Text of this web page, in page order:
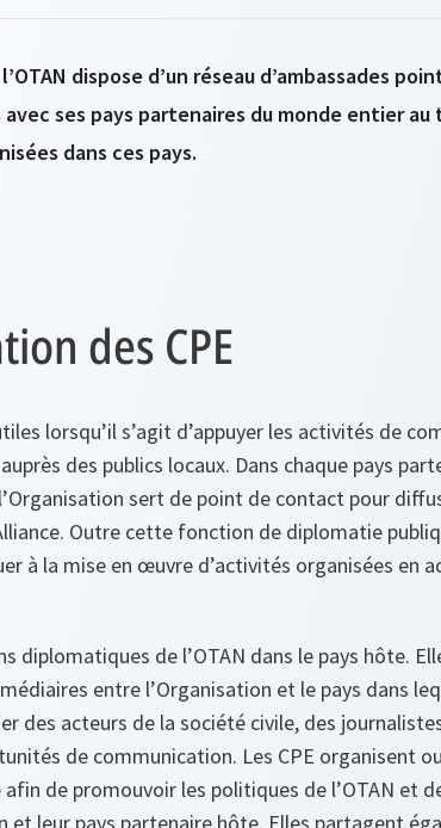
dispose d’un réseau d’ambassades
ses pays partenaires du monde entier au
dans ces pays.
des CPE
lorsqu’il s’agit d’appuyer les activités de
des publics locaux. Dans chaque pays
sert de point de contact pour
Outre cette fonction de diplomatie
à la mise en œuvre d’activités organisées en
diplomatiques de l’OTAN dans le pays hôte.
entre l’Organisation et le pays dans
des acteurs de la société civile, des
de communication. Les CPE organisent
de promouvoir les politiques de l’OTAN et